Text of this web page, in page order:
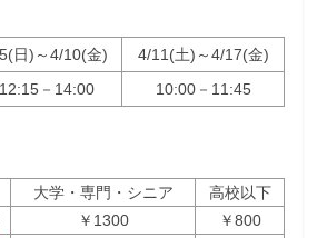
日)～4/10(金)
4/11(土)～4/17(金)
12:15－14:00 10:00－11:45
大学・専門・シニア
高校以下
￥1300
￥800